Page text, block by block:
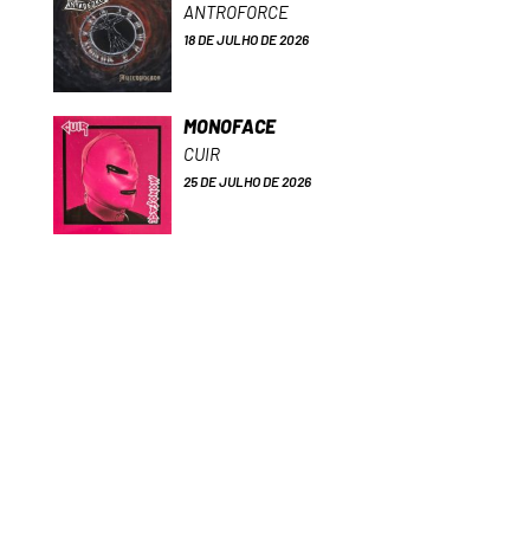
ANTROFORCE
18 DE JULHO DE 2026
MONOFACE
CUIR
25 DE JULHO DE 2026